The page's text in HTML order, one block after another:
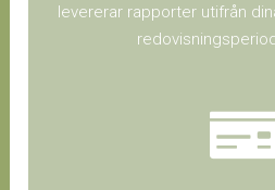
levererar rapporter utifrån